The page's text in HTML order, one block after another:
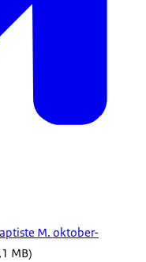
M. oktober-
MB)